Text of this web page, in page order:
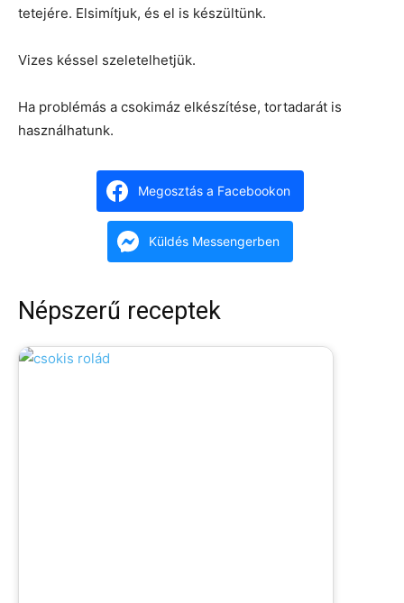
tetejére. Elsimítjuk, és el is készültünk.
Vizes késsel szeletelhetjük.
Ha problémás a csokimáz elkészítése, tortadarát is
használhatunk.
Megosztás a Facebookon
Küldés Messengerben
Népszerű receptek